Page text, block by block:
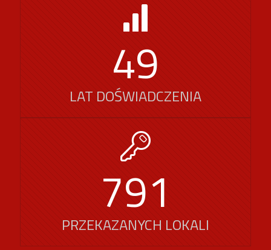
49
LAT DOŚWIADCZENIA
791
PRZEKAZANYCH LOKALI